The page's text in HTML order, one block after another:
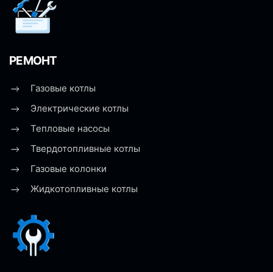
РЕМОНТ
Газовые котлы
Электрические котлы
Тепловые насосы
Твердотопливные котлы
Газовые колонки
Жидкотопливные котлы